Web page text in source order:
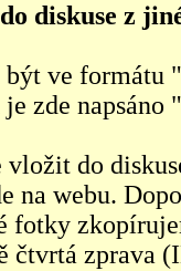
diskuse z
být ve
zde
do
na webu.
fotky
čtvrtá zprava